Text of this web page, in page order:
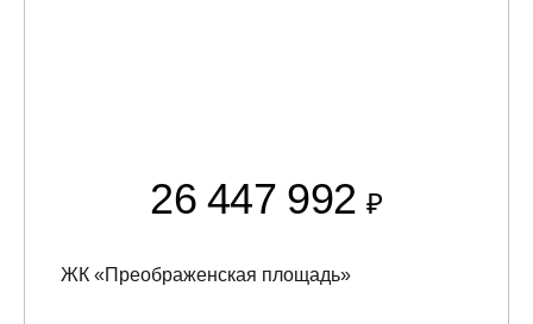
26 447 992₽
ЖК «Преображенская площадь»